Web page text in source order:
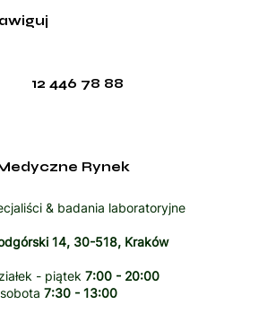
12 446 78 88
Rynek
& badania laboratoryjne
14, 30-518, Kraków
- piątek 7:00 - 20:00
sobota 7:30 - 13:00